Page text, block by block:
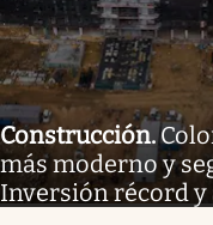
Construcción.
más moderno y
Inversión récord